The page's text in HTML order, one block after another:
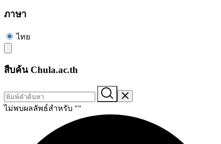
ภาษา
ไทย
สืบค้น Chula.ac.th
ไม่พบผลลัพธ์สำหรับ ""